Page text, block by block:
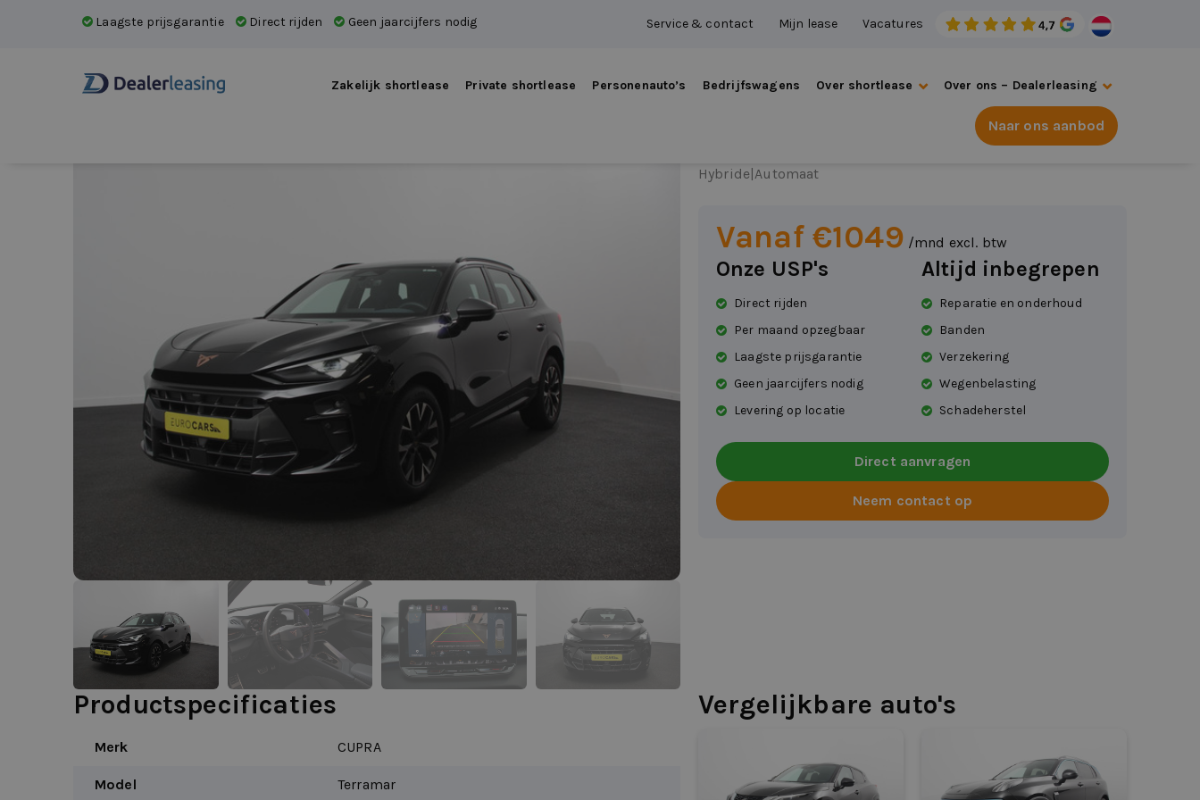
Laagste prijsgarantie Direct rijden Geen jaarcijfers nodig Service & contact Mijn lease Vacatures
Zakelijk shortlease Private shortlease Personenauto’s Bedrijfswagens Over shortlease Over ons – Dealerleasing
Naar ons aanbod
Hybride|Automaat
Vanaf €1049 /mnd excl. btw
Onze USP's
Direct rijden
Per maand opzegbaar
Laagste prijsgarantie
Geen jaarcijfers nodig
Levering op locatie
Altijd inbegrepen
Reparatie en onderhoud
Banden
Verzekering
Wegenbelasting
Schadeherstel
Direct aanvragen
Neem contact op
Productspecificaties
Merk CUPRA
Model Terramar
Vergelijkbare auto's